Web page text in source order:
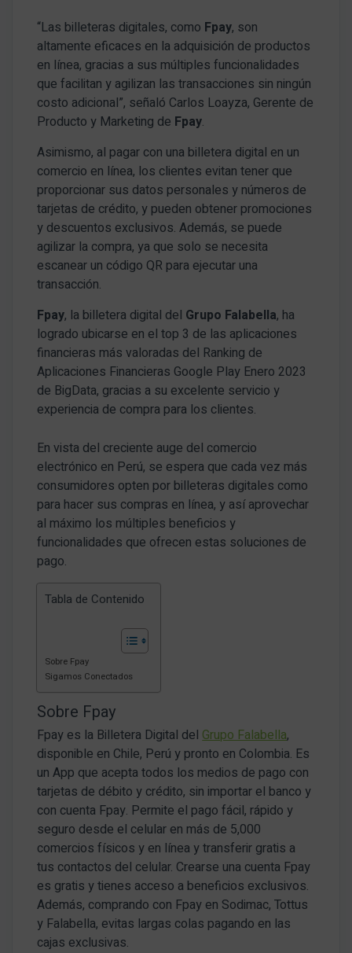
“Las billeteras digitales, como Fpay, son
altamente eficaces en la adquisición de productos
en línea, gracias a sus múltiples funcionalidades
que facilitan y agilizan las transacciones sin ningún
costo adicional”, señaló Carlos Loayza, Gerente de
Producto y Marketing de Fpay.
Asimismo, al pagar con una billetera digital en un
comercio en línea, los clientes evitan tener que
proporcionar sus datos personales y números de
tarjetas de crédito, y pueden obtener promociones
y descuentos exclusivos. Además, se puede
agilizar la compra, ya que solo se necesita
escanear un código QR para ejecutar una
transacción.
Fpay, la billetera digital del Grupo Falabella, ha
logrado ubicarse en el top 3 de las aplicaciones
financieras más valoradas del Ranking de
Aplicaciones Financieras Google Play Enero 2023
de BigData, gracias a su excelente servicio y
experiencia de compra para los clientes.
En vista del creciente auge del comercio
electrónico en Perú, se espera que cada vez más
consumidores opten por billeteras digitales como
para hacer sus compras en línea, y así aprovechar
al máximo los múltiples beneficios y
funcionalidades que ofrecen estas soluciones de
pago.
Tabla de Contenido
Sobre Fpay
Sigamos Conectados
Sobre Fpay
Fpay es la Billetera Digital del Grupo Falabella,
disponible en Chile, Perú y pronto en Colombia. Es
un App que acepta todos los medios de pago con
tarjetas de débito y crédito, sin importar el banco y
con cuenta Fpay. Permite el pago fácil, rápido y
seguro desde el celular en más de 5,000
comercios físicos y en línea y transferir gratis a
tus contactos del celular. Crearse una cuenta Fpay
es gratis y tienes acceso a beneficios exclusivos.
Además, comprando con Fpay en Sodimac, Tottus
y Falabella, evitas largas colas pagando en las
cajas exclusivas.